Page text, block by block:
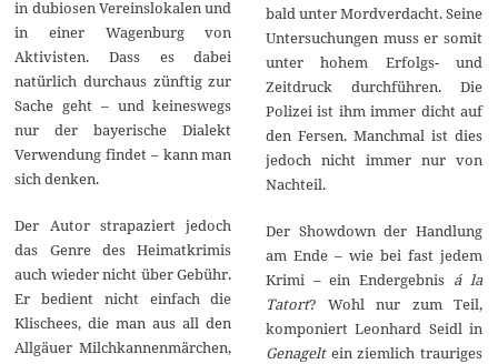
in dubiosen Vereinslokalen und
in einer Wagenburg von
Aktivisten. Dass es dabei
natürlich durchaus zünftig zur
Sache geht – und keineswegs
nur der bayerische Dialekt
Verwendung findet – kann man
sich denken.
Der Autor strapaziert jedoch
das Genre des Heimatkrimis
auch wieder nicht über Gebühr.
Er bedient nicht einfach die
Klischees, die man aus all den
Allgäuer Milchkannenmärchen,
bald unter Mordverdacht. Seine
Untersuchungen muss er somit
unter hohem Erfolgs- und
Zeitdruck durchführen. Die
Polizei ist ihm immer dicht auf
den Fersen. Manchmal ist dies
jedoch nicht immer nur von
Nachteil.
Der Showdown der Handlung
am Ende – wie bei fast jedem
Krimi – ein Endergebnis á la
Tatort? Wohl nur zum Teil,
komponiert Leonhard Seidl in
Genageltein ziemlich trauriges